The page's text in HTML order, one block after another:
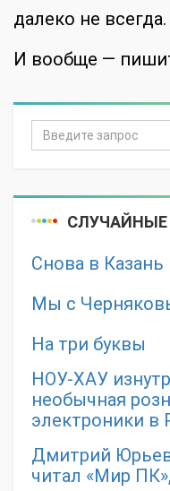
далеко не всегда.
И вообще —
Снова в Казань
Мы с
На три буквы
НОУ-ХАУ
необычная
электроники в
Дмитрий
читал «Мир